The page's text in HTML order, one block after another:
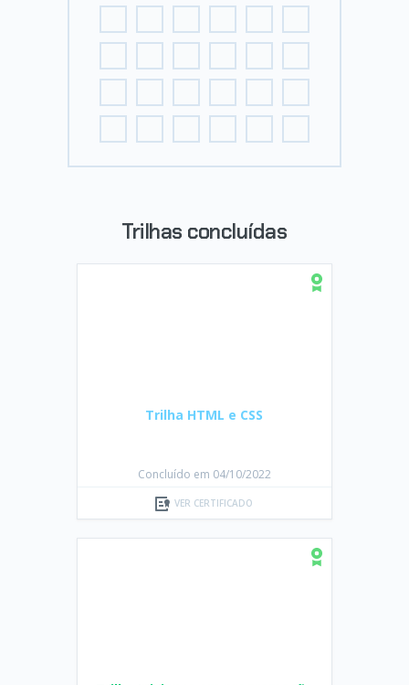
Trilhas concluídas
Concluído em 04/10/2022
VER CERTIFICADO